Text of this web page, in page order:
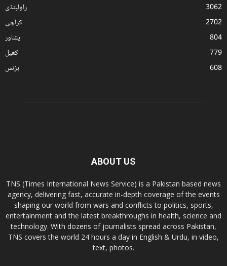
راولپنڈی
3062
کراچی
2702
پشاور
804
کھیل
779
بزنس
608
ABOUT US
TNS (Times International News Service) is a Pakistan based news
agency, delivering fast, accurate in-depth coverage of the events
shaping our world from wars and conflicts to politics, sports,
entertainment and the latest breakthroughs in health, science and
technology. With dozens of journalists spread across Pakistan,
TNS covers the world 24 hours a day in English & Urdu, in video,
text, photos.